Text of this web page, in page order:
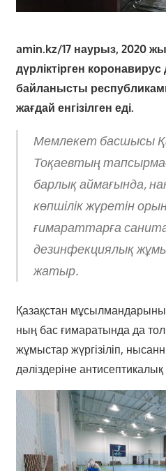
amin.kz/17 наурыз, 2020
дүрліктірген
байланысты
жағдай енгізілген еді.
Мемлекет басшысы
Тоқаевтың
барлық аймағында,
көпшілік жүретін
ғимараттарға
дезинфекциялық
жатыр.
Қазақстан
ның бас ғимаратында да
жұмыстар жүргізіліп,
дәліздеріне